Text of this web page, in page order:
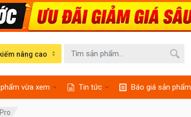
vừa xem Tin tức Báo giá sản phẩm
nâng cao